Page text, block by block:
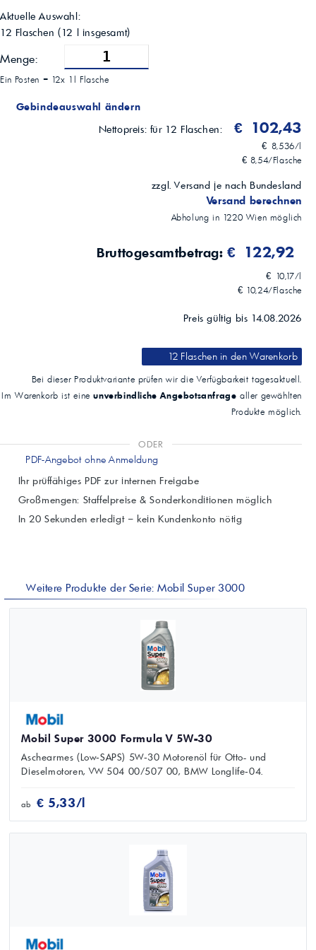
Pourpoint (ASTM D97)
-36 °C
Normal bis gelegentlich schwer (inkl. Stadtverkehr)
Aktuelle Auswahl:
12 Flaschen (12 l insgesamt)
Menge:
Ein Posten = 12x 1l Flasche
Gebindeauswahl ändern
Nettopreis: für 12 Flaschen: € 102,43
€ 8,536/l
€ 8,54/Flasche
zzgl. Versand je nach Bundesland
Versand berechnen
Abholung in 1220 Wien möglich
Bruttogesamtbetrag:€ 122,92
€ 10,17/l
€ 10,24/Flasche
Preis gültig bis 14.08.2026
12 Flaschenin den Warenkorb
Bei dieser Produktvariante prüfen wir die Verfügbarkeit tagesaktuell.
Im Warenkorb ist eineunverbindliche Angebotsanfrage aller gewählten
Produkte möglich.
ODER
PDF-Angebot ohne Anmeldung
Ihr prüffähiges PDF zur internen Freigabe
Großmengen: Staffelpreise & Sonderkonditionen möglich
In 20 Sekunden erledigt – kein Kundenkonto nötig
Weitere Produkte der Serie: Mobil Super 3000
Mobil Super 3000 Formula V 5W-30
Aschearmes (Low‑SAPS) 5W‑30 Motorenöl für Otto- und
Dieselmotoren, VW 504 00/507 00, BMW Longlife‑04.
ab € 5,33/l